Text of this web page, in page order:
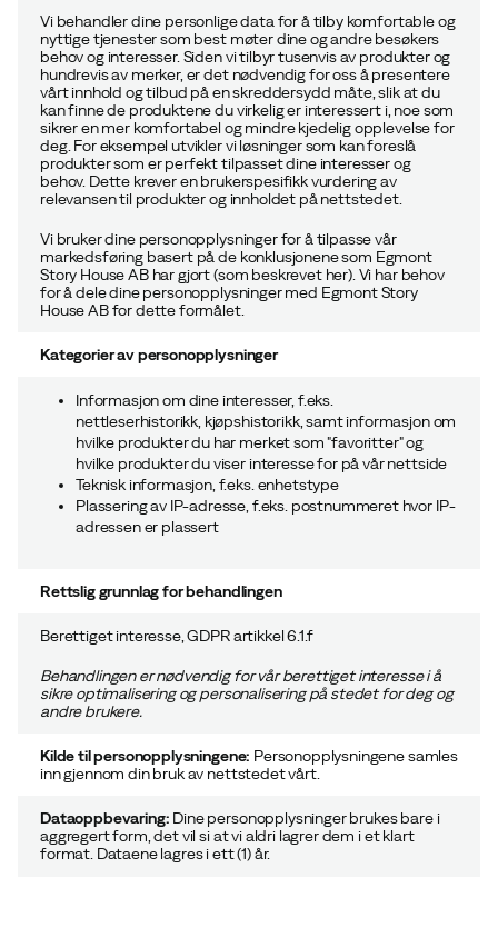
Vi behandler dine personlige data for å tilby komfortable og
nyttige tjenester som best møter dine og andre besøkers
behov og interesser. Siden vi tilbyr tusenvis av produkter og
hundrevis av merker, er det nødvendig for oss å presentere
vårt innhold og tilbud på en skreddersydd måte, slik at du
kan finne de produktene du virkelig er interessert i, noe som
sikrer en mer komfortabel og mindre kjedelig opplevelse for
deg. For eksempel utvikler vi løsninger som kan foreslå
produkter som er perfekt tilpasset dine interesser og
behov. Dette krever en brukerspesifikk vurdering av
relevansen til produkter og innholdet på nettstedet.
Vi bruker dine personopplysninger for å tilpasse vår
markedsføring basert på de konklusjonene som Egmont
Story House AB har gjort (som beskrevet her). Vi har behov
for å dele dine personopplysninger med Egmont Story
House AB for dette formålet.
Kategorier av personopplysninger
Informasjon om dine interesser, f.eks.
nettleserhistorikk, kjøpshistorikk, samt informasjon om
hvilke produkter du har merket som "favoritter" og
hvilke produkter du viser interesse for på vår nettside
Teknisk informasjon, f.eks. enhetstype
Plassering av IP-adresse, f.eks. postnummeret hvor IP-
adressen er plassert
Rettslig grunnlag for behandlingen
Berettiget interesse, GDPR artikkel 6.1.f
Behandlingen er nødvendig forvår berettiget interessei å
sikre optimalisering og personalisering på stedet for deg og
andre brukere.
Kilde til personopplysningene: Personopplysningene samles
inn gjennom din bruk av nettstedet vårt.
Dataoppbevaring: Dine personopplysninger brukes bare i
aggregert form, det vil si at vi aldri lagrer dem i et klart
format. Dataene lagres i ett (1) år.